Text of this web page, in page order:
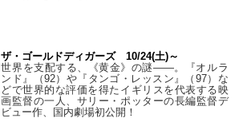
ザ・ゴールドディガーズ 10/24(土)～
世界を支配する、《黄金》の謎――。『オルラ
ンド』（92）や『タンゴ・レッスン』（97）な
どで世界的な評価を得たイギリスを代表する映
画監督の一人、サリー・ポッターの長編監督デ
ビュー作、国内劇場初公開！